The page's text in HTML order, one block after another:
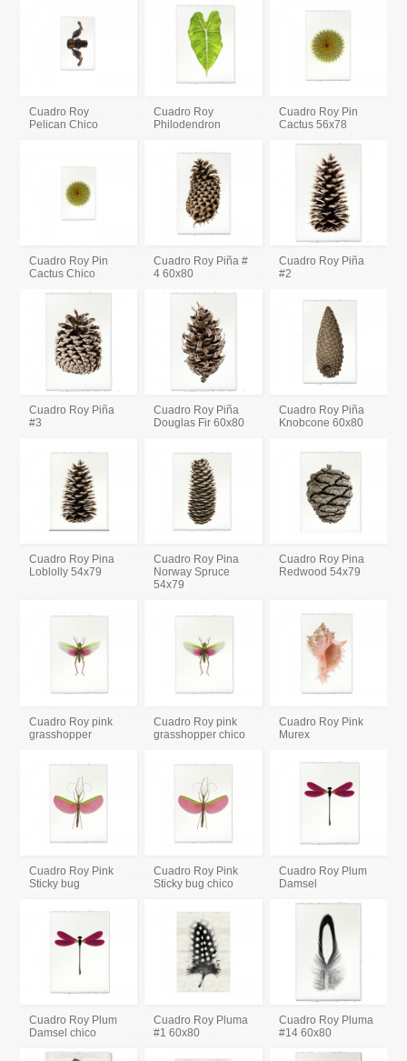
Cuadro Roy
Pelican Chico
Cuadro Roy
Philodendron
Cuadro Roy Pin
Cactus 56x78
Cuadro Roy Pin
Cactus Chico
Cuadro Roy Piña #
4 60x80
Cuadro Roy Piña
#2
Cuadro Roy Piña
#3
Cuadro Roy Piña
Douglas Fir 60x80
Cuadro Roy Piña
Knobcone 60x80
Cuadro Roy Pina
Loblolly 54x79
Cuadro Roy Pina
Norway Spruce
54x79
Cuadro Roy Pina
Redwood 54x79
Cuadro Roy pink
grasshopper
Cuadro Roy pink
grasshopper chico
Cuadro Roy Pink
Murex
Cuadro Roy Pink
Sticky bug
Cuadro Roy Pink
Sticky bug chico
Cuadro Roy Plum
Damsel
Cuadro Roy Plum
Damsel chico
Cuadro Roy Pluma
#1 60x80
Cuadro Roy Pluma
#14 60x80